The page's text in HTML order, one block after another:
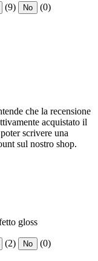
(9) No (0)
che la recensione
acquistato il
scrivere una
sul nostro shop.
gloss
(2) No (0)